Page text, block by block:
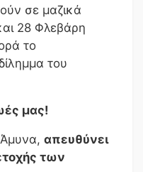
σε μαζικά
28 Φλεβάρη
το
του
μας!
απευθύνει
των